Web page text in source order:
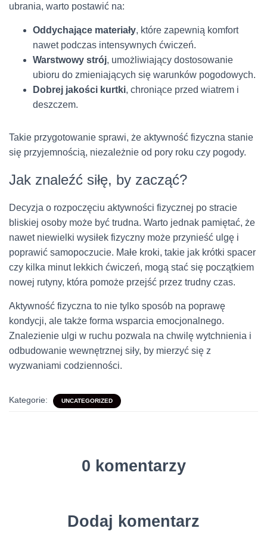
ubrania, warto postawić na:
Oddychające materiały, które zapewnią komfort
nawet podczas intensywnych ćwiczeń.
Warstwowy strój, umożliwiający dostosowanie
ubioru do zmieniających się warunków pogodowych.
Dobrej jakości kurtki, chroniące przed wiatrem i
deszczem.
Takie przygotowanie sprawi, że aktywność fizyczna stanie
się przyjemnością, niezależnie od pory roku czy pogody.
Jak znaleźć siłę, by zacząć?
Decyzja o rozpoczęciu aktywności fizycznej po stracie
bliskiej osoby może być trudna. Warto jednak pamiętać, że
nawet niewielki wysiłek fizyczny może przynieść ulgę i
poprawić samopoczucie. Małe kroki, takie jak krótki spacer
czy kilka minut lekkich ćwiczeń, mogą stać się początkiem
nowej rutyny, która pomoże przejść przez trudny czas.
Aktywność fizyczna to nie tylko sposób na poprawę
kondycji, ale także forma wsparcia emocjonalnego.
Znalezienie ulgi w ruchu pozwala na chwilę wytchnienia i
odbudowanie wewnętrznej siły, by mierzyć się z
wyzwaniami codzienności.
Kategorie: UNCATEGORIZED
0 komentarzy
Dodaj komentarz